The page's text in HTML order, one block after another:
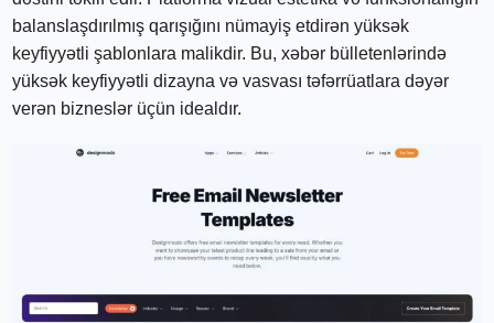
balanslaşdırılmış qarışığını nümayiş etdirən yüksək
keyfiyyətli şablonlara malikdir. Bu, xəbər bülletenlərində
yüksək keyfiyyətli dizayna və vasvası təfərrüatlara dəyər
verən bizneslər üçün idealdır.